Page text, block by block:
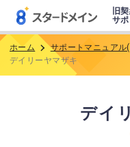
旧
サ
ホーム サポートマニュアル
デイリーヤマザキ
デイ